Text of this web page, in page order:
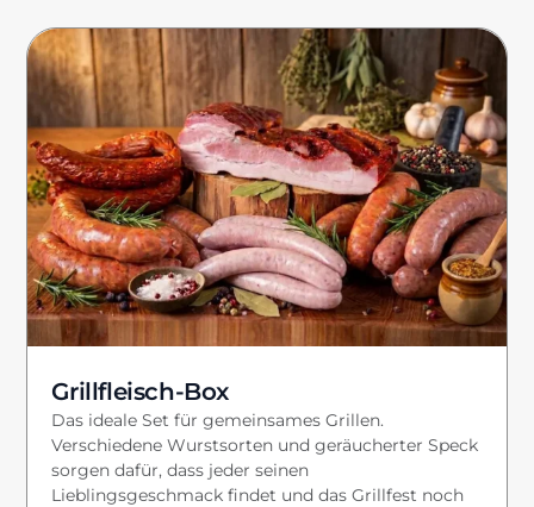
Grillfleisch-Box
Das ideale Set für gemeinsames Grillen.
Verschiedene Wurstsorten und geräucherter Speck
sorgen dafür, dass jeder seinen
Lieblingsgeschmack findet und das Grillfest noch